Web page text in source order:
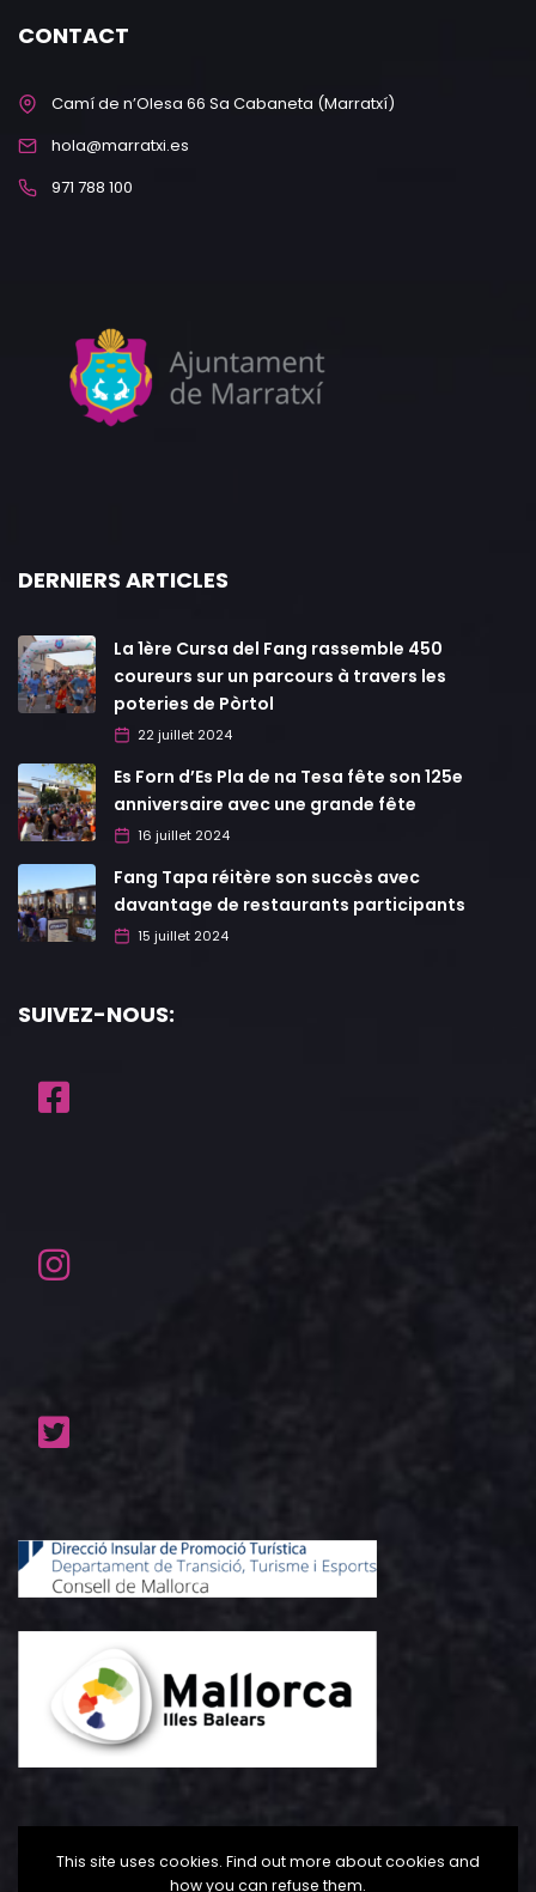
CONTACT
Camí de n’Olesa 66 Sa Cabaneta (Marratxí)
hola@marratxi.es
971 788 100
DERNIERS ARTICLES
La 1ère Cursa del Fang rassemble 450
coureurs sur un parcours à travers les
poteries de Pòrtol
22 juillet 2024
Es Forn d’Es Pla de na Tesa fête son 125e
anniversaire avec une grande fête
16 juillet 2024
Fang Tapa réitère son succès avec
davantage de restaurants participants
15 juillet 2024
SUIVEZ-NOUS:
This site uses cookies. Find out more about cookies and
how you can refuse them.